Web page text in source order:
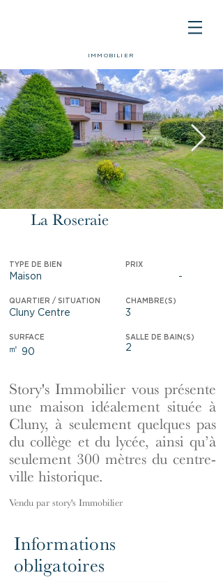
IMMOBILIER
La Roseraie
TYPE DE BIEN PRIX
Maison -
QUARTIER / SITUATION CHAMBRE(S)
Cluny Centre 3
SURFACE SALLE DE BAIN(S)
㎡ 90 2
Story's Immobilier vous présente
une maison idéalement située à
Cluny, à seulement quelques pas
du collège et du lycée, ainsi qu’à
seulement 300 mètres du centre-
ville historique.
Vendu par story's Immobilier
Informations
obligatoires